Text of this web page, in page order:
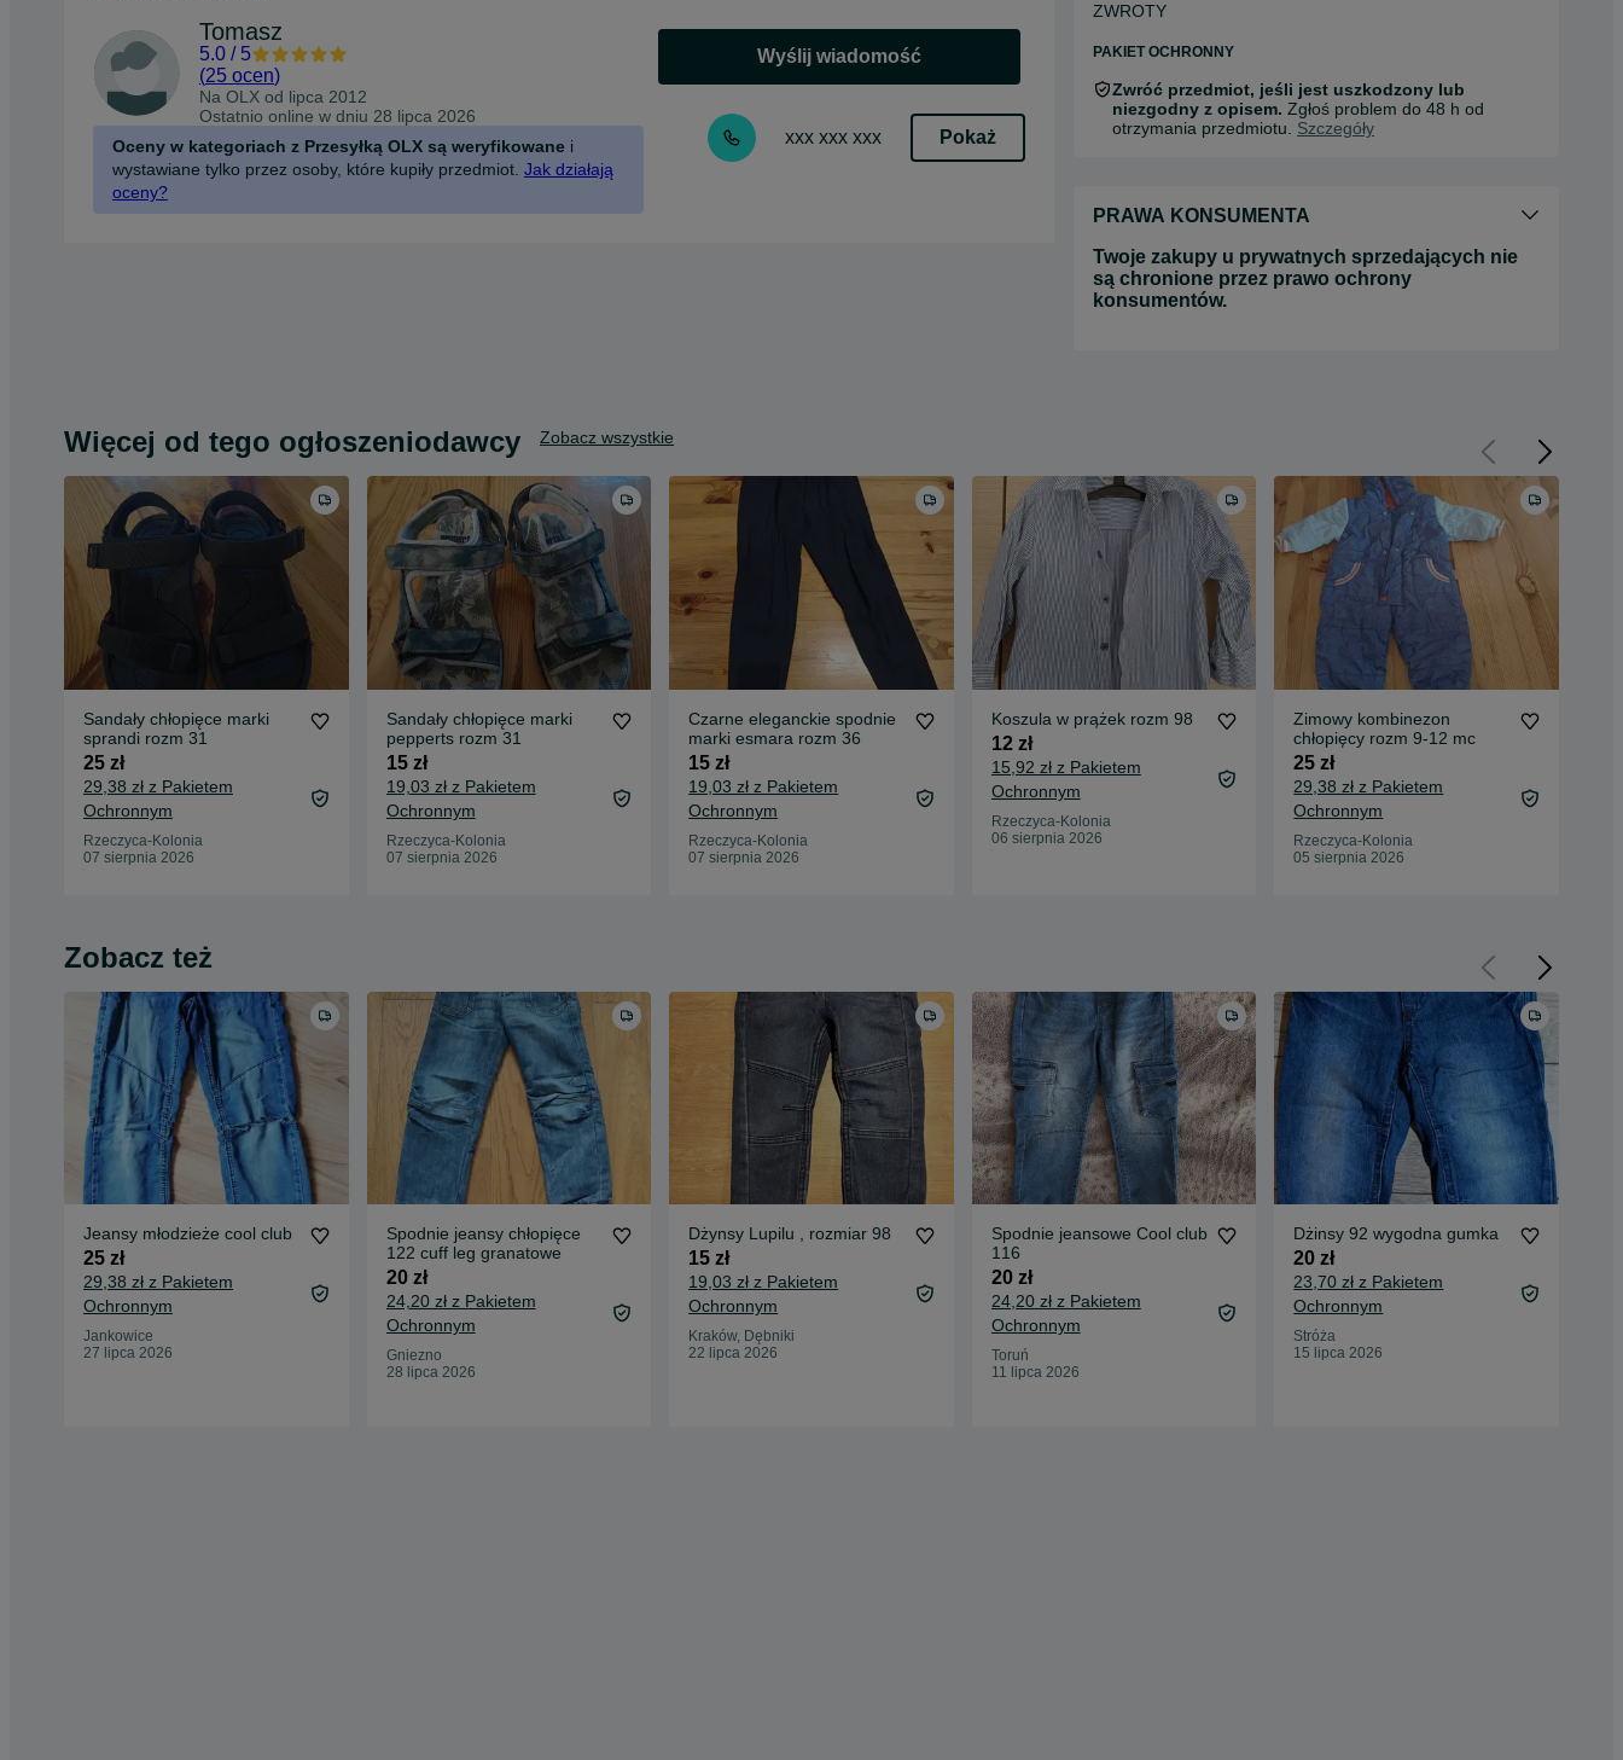
Tomasz
5.0 / 5
(25 ocen)
Na OLX od lipca 2012
Ostatnio online w dniu 28 lipca 2026
Oceny w kategoriach z Przesyłką OLX są weryfikowane i
wystawiane tylko przez osoby, które kupiły przedmiot. Jak działają
oceny?
Wyślij wiadomość
xxx xxx xxx Pokaż
ZWROTY
PAKIET OCHRONNY
Zwróć przedmiot, jeśli jest uszkodzony lub
niezgodny z opisem. Zgłoś problem do 48 h od
otrzymania przedmiotu. Szczegóły
PRAWA KONSUMENTA
Twoje zakupy u prywatnych sprzedających nie
są chronione przez prawo ochrony
konsumentów.
Więcej od tego ogłoszeniodawcy Zobacz wszystkie
Sandały chłopięce marki
sprandi rozm 31
25 zł
29,38 zł z Pakietem
Ochronnym
Rzeczyca-Kolonia
07 sierpnia 2026
Sandały chłopięce marki
pepperts rozm 31
15 zł
19,03 zł z Pakietem
Ochronnym
Rzeczyca-Kolonia
07 sierpnia 2026
Czarne eleganckie spodnie
marki esmara rozm 36
15 zł
19,03 zł z Pakietem
Ochronnym
Rzeczyca-Kolonia
07 sierpnia 2026
Koszula w prążek rozm 98
12 zł
15,92 zł z Pakietem
Ochronnym
Rzeczyca-Kolonia
06 sierpnia 2026
Zimowy kombinezon
chłopięcy rozm 9-12 mc
25 zł
29,38 zł z Pakietem
Ochronnym
Rzeczyca-Kolonia
05 sierpnia 2026
Zobacz też
Jeansy młodzieże cool club
25 zł
29,38 zł z Pakietem
Ochronnym
Jankowice
27 lipca 2026
Spodnie jeansy chłopięce
122 cuff leg granatowe
20 zł
24,20 zł z Pakietem
Ochronnym
Gniezno
28 lipca 2026
Dżynsy Lupilu , rozmiar 98
15 zł
19,03 zł z Pakietem
Ochronnym
Kraków, Dębniki
22 lipca 2026
Spodnie jeansowe Cool club
116
20 zł
24,20 zł z Pakietem
Ochronnym
Toruń
11 lipca 2026
Dżinsy 92 wygodna gumka
20 zł
23,70 zł z Pakietem
Ochronnym
Stróża
15 lipca 2026